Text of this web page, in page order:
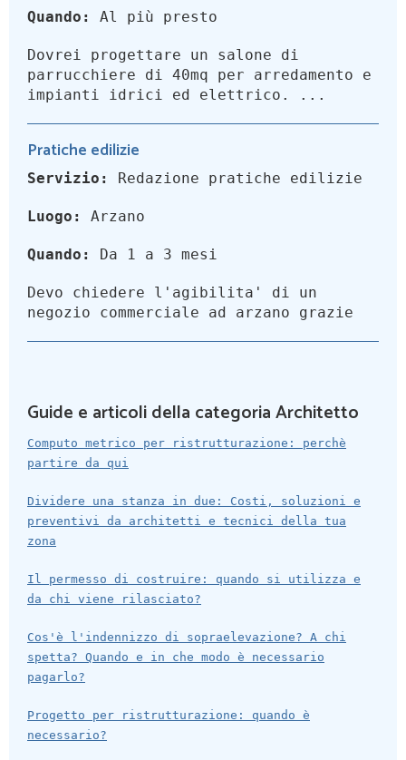
Quando: Al più presto
Dovrei progettare un salone di
parrucchiere di 40mq per arredamento e
impianti idrici ed elettrico. ...
Pratiche edilizie
Servizio: Redazione pratiche edilizie
Luogo: Arzano
Quando: Da 1 a 3 mesi
Devo chiedere l'agibilita' di un
negozio commerciale ad arzano grazie
Guide e articoli della categoria Architetto
Computo metrico per ristrutturazione: perchè
partire da qui
Dividere una stanza in due: Costi, soluzioni e
preventivi da architetti e tecnici della tua
zona
Il permesso di costruire: quando si utilizza e
da chi viene rilasciato?
Cos'è l'indennizzo di sopraelevazione? A chi
spetta? Quando e in che modo è necessario
pagarlo?
Progetto per ristrutturazione: quando è
necessario?